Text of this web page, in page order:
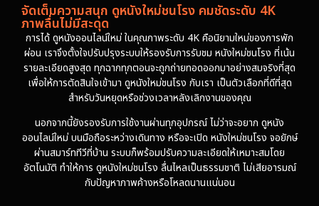
จัดเต็มความสนุก ดูหนังใหม่ชนโรง คมชัดระดับ 4K
ภาพลื่นไม่มีสะดุด
การได้ ดูหนังออนไลน์ใหม่ ในคุณภาพระดับ 4K คือนิยามใหม่ของการพัก
ผ่อน เราจึงตั้งใจปรับปรุงระบบให้รองรับการรับชม หนังใหม่ชนโรง ที่เน้น
รายละเอียดสูงสุด ทุกฉากทุกตอนจะถูกถ่ายทอดออกมาอย่างสมจริงที่สุด
เพื่อให้การตัดสินใจเข้ามา ดูหนังใหม่ชนโรง กับเรา เป็นตัวเลือกที่ดีที่สุด
สำหรับวันหยุดหรือช่วงเวลาหลังเลิกงานของคุณ
นอกจากนี้ยังรองรับการใช้งานผ่านทุกอุปกรณ์ ไม่ว่าจะอยาก ดูหนัง
ออนไลน์ใหม่ บนมือถือระหว่างเดินทาง หรือจะเปิด หนังใหม่ชนโรง จอยักษ์
ผ่านสมาร์ททีวีที่บ้าน ระบบก็พร้อมปรับความละเอียดให้เหมาะสมโดย
อัตโนมัติ ทำให้การ ดูหนังใหม่ชนโรง ลื่นไหลเป็นธรรมชาติ ไม่เสียอารมณ์
กับปัญหาภาพค้างหรือโหลดนานแน่นอน